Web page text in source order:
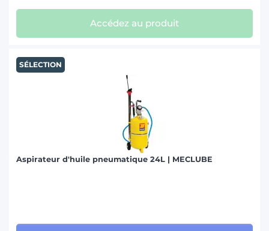
Accédez au produit
SÉLECTION
Aspirateur d'huile pneumatique 24L | MECLUBE